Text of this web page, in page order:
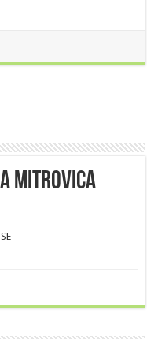
Mitrovica